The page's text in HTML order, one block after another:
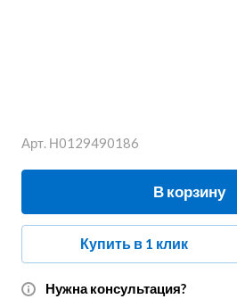
Арт. Н0129490186
В корзину
Купить в 1 клик
Нужна консультация?